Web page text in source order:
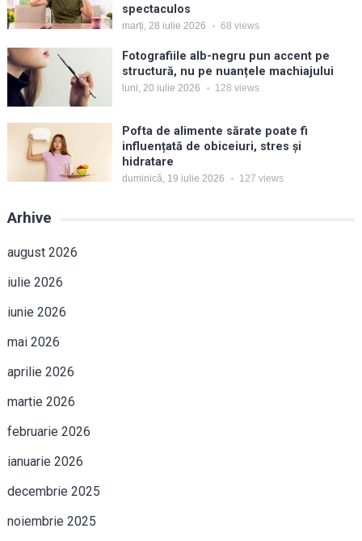
spectaculos
marți, 28 iulie 2026 68 views
Fotografiile alb-negru pun accent pe
structură, nu pe nuanțele machiajului
luni, 20 iulie 2026 128 views
Pofta de alimente sărate poate fi
influențată de obiceiuri, stres și
hidratare
duminică, 19 iulie 2026 127 views
Arhive
august 2026
iulie 2026
iunie 2026
mai 2026
aprilie 2026
martie 2026
februarie 2026
ianuarie 2026
decembrie 2025
noiembrie 2025